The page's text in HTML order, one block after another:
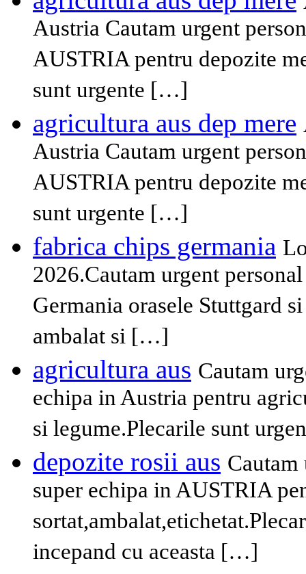
Austria Cautam urgent
AUSTRIA pentru depozite
sunt urgente […]
agricultura aus dep mere
Austria Cautam urgent
AUSTRIA pentru depozite
sunt urgente […]
fabrica chips germania
2026.Cautam urgent
Germania orasele Stuttgard
ambalat si […]
agricultura aus Cautam
echipa in Austria pentru
si legume.Plecarile sunt
depozite rosii aus
super echipa in AUSTRIA
incepand cu aceasta […]